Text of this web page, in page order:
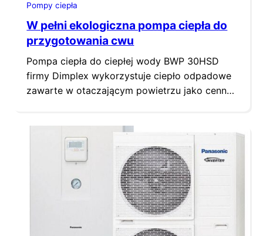
Pompy ciepła
W pełni ekologiczna pompa ciepła do
przygotowania cwu
Pompa ciepła do ciepłej wody BWP 30HSD
firmy Dimplex wykorzystuje ciepło odpadowe
zawarte w otaczającym powietrzu jako cenne
temperatury 60°C.